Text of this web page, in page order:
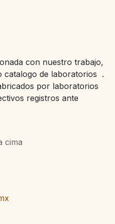
con nuestro trabajo,
catalogo de laboratorios .
por laboratorios
registros ante
cima